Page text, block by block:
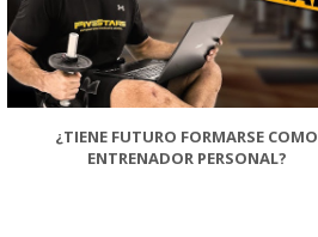
¿TIENE FUTURO FORMARSE COMO
ENTRENADOR PERSONAL?